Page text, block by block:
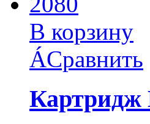
В корзину
ÁСравнить
Картридж